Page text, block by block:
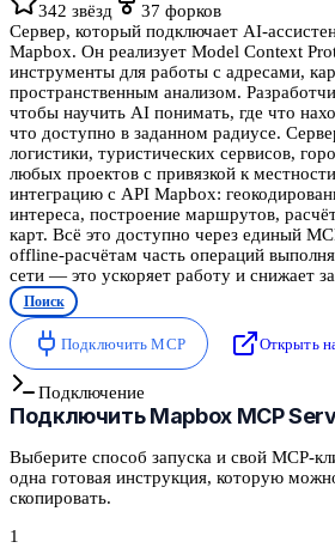
342 звёзд 37 форков
Сервер, который подключает AI-
Mapbox. Он реализует Model Context
инструменты для работы с адресами,
пространственным анализом.
чтобы научить AI понимать, где что
что доступно в заданном радиусе.
логистики, туристических сервисов,
любых проектов с привязкой к
интеграцию с API Mapbox:
интереса, построение маршрутов,
карт. Всё это доступно через единый
offline-расчётам часть операций
сети — это ускоряет работу и снижает
Поиск
Подключить MCP Открыть
Подключение
ПодключитьMapbox MCP
Выберите способ запуска и свой MCP-
одна готовая инструкция, которую
скопировать.
1